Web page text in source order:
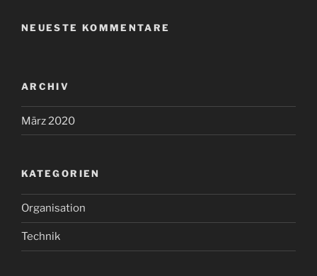
NEUESTE KOMMENTARE
ARCHIV
März 2020
KATEGORIEN
Organisation
Technik